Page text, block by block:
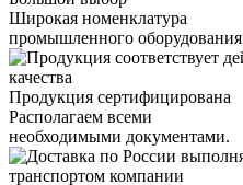
Широкая номенклатура
промышленного
Продукция сертифицирована
Располагаем всеми
необходимыми документами.